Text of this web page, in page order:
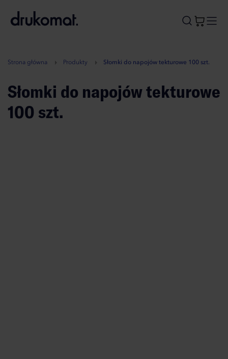
A
Strona główna Produkty Słomki do napojów tekturowe 100 szt.
Słomki do napojów tekturowe
100 szt.